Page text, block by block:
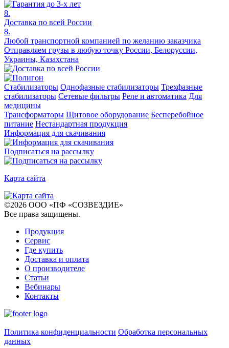
8.
Доставка по всей России
8.
Любой транспортной компанией по желанию заказчика
Отправляем грузы в любую точку России, Белоруссии,
Украины, Казахстана
Стабилизаторы Однофазные стабилизаторы Трехфазные
стабилизаторы Сетевые фильтры Реле и автоматика Для
медицины
Трансформаторы Щитовое оборудование Бесперебойное
питание Нестандартная продукция
Информация для скачивания
Подписаться на рассылку
Карта сайта
©2026 ООО «ПФ «СОЗВЕЗДИЕ»
Все права защищены.
Продукция
Сервис
Где купить
Доставка и оплата
О производителе
Статьи
Вебинары
Контакты
Политика конфиденциальности Обработка персональных
данных